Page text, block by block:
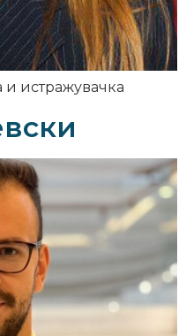
истражувачка